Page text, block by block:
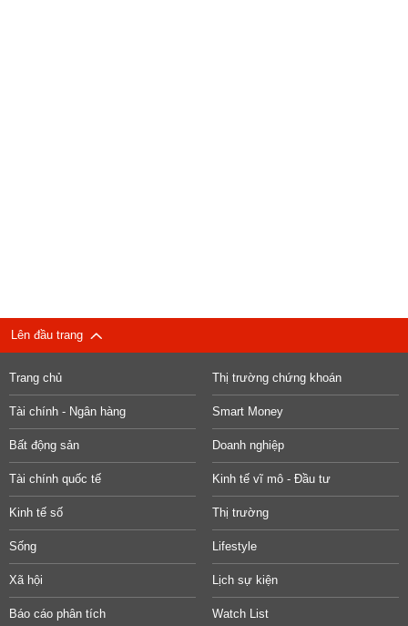
Lên đầu trang
Trang chủ Thị trường chứng khoán
Tài chính - Ngân hàng Smart Money
Bất động sản Doanh nghiệp
Tài chính quốc tế Kinh tế vĩ mô - Đầu tư
Kinh tế số Thị trường
Sống Lifestyle
Xã hội Lịch sự kiện
Báo cáo phân tích Watch List